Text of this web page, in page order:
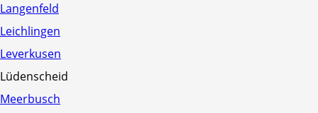
Sonnensegel
Langenfeld
Leichlingen
Leverkusen
Lüdenscheid
Meerbusch